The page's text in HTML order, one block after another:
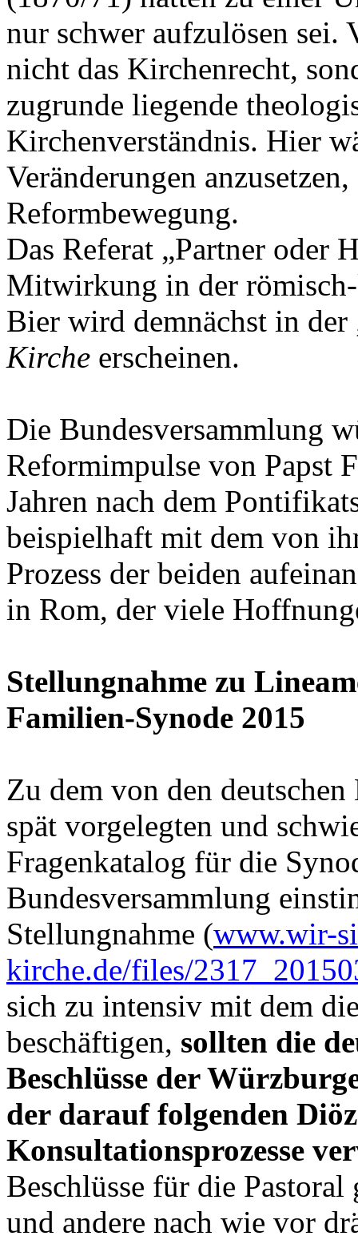
nur schwer aufzulösen
nicht das Kirchenrecht,
zugrunde liegende
Kirchenverständnis. Hier
Veränderungen
Reformbewegung.
Das Referat „Partner oder
Mitwirkung in der
Bier wird demnächst in
Kirche erscheinen.
Die Bundesversammlung
Reformimpulse von Papst
Jahren nach dem
beispielhaft mit dem von
Prozess der beiden
in Rom, der viele
Stellungnahme zu
Familien-Synode 2015
Zu dem von den
spät vorgelegten und
Fragenkatalog für die
Bundesversammlung
Stellungnahme (www.wir-
kirche.de/files/
sich zu intensiv mit dem
beschäftigen, sollten die
Beschlüsse der
der darauf folgenden
Konsultationsprozesse
Beschlüsse für die
und andere nach wie vor